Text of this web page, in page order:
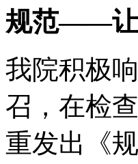
规范——让
我院积极
召，在检
重发出《